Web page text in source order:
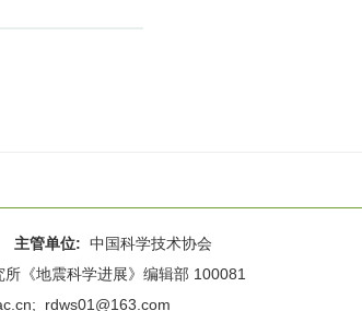
主管单位: 中国科学技术协会
《地震科学进展》编辑部 100081
; rdws01@163.com